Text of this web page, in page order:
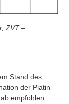
ZVT –
Stand des
der Platin-
empfohlen.